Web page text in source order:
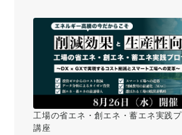
工場の省エネ・創エネ・蓄エネ実践
講座